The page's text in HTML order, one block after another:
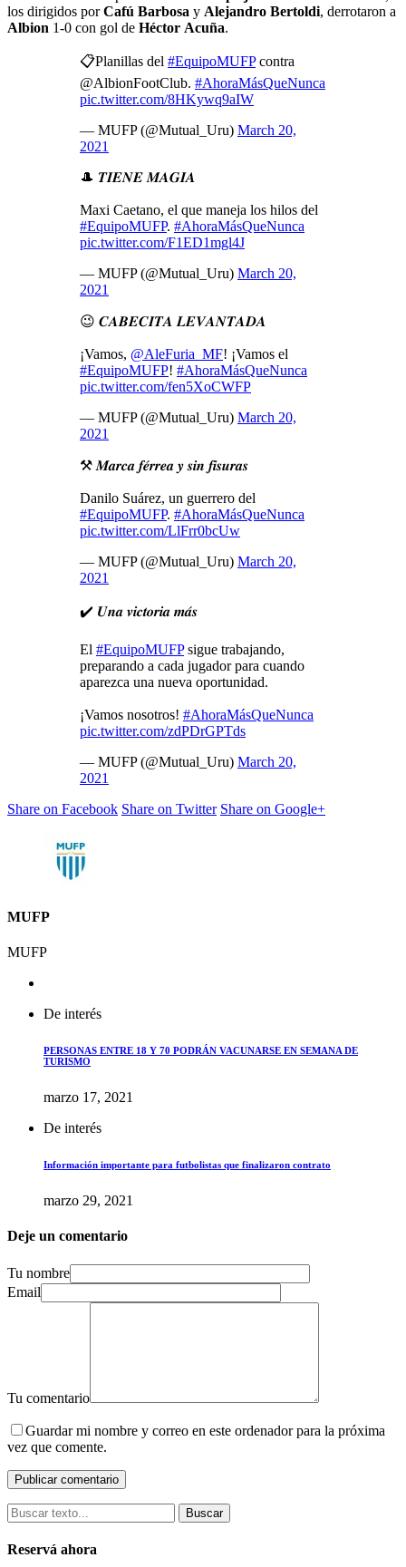
los dirigidos porCafú Barbosa y Alejandro Bertoldi, derrotaron a
Albion 1-0 con gol de Héctor Acuña.
📋Planillas del #EquipoMUFPcontra
@AlbionFootClub. #AhoraMásQueNunca
pic.twitter.com/8HKywq9aIW
— MUFP (@Mutual_Uru) March 20,
2021
🎩 𝑻𝑰𝑬𝑵𝑬 𝑴𝑨𝑮𝑰𝑨
Maxi Caetano, el que maneja los hilos del
#EquipoMUFP. #AhoraMásQueNunca
pic.twitter.com/F1ED1mgl4J
— MUFP (@Mutual_Uru) March 20,
2021
😉 𝑪𝑨𝑩𝑬𝑪𝑰𝑻𝑨 𝑳𝑬𝑽𝑨𝑵𝑻𝑨𝑫𝑨
¡Vamos, @AleFuria_MF! ¡Vamos el
#EquipoMUFP! #AhoraMásQueNunca
pic.twitter.com/fen5XoCWFP
— MUFP (@Mutual_Uru) March 20,
2021
⚒ 𝑴𝒂𝒓𝒄𝒂 𝒇𝒆́𝒓𝒓𝒆𝒂 𝒚 𝒔𝒊𝒏 𝒇𝒊𝒔𝒖𝒓𝒂𝒔
Danilo Suárez, un guerrero del
#EquipoMUFP. #AhoraMásQueNunca
pic.twitter.com/LlFrr0bcUw
— MUFP (@Mutual_Uru) March 20,
2021
✔️ 𝑼𝒏𝒂 𝒗𝒊𝒄𝒕𝒐𝒓𝒊𝒂 𝒎𝒂́𝒔
El #EquipoMUFPsigue trabajando,
preparando a cada jugador para cuando
aparezca una nueva oportunidad.
¡Vamos nosotros! #AhoraMásQueNunca
pic.twitter.com/zdPDrGPTds
— MUFP (@Mutual_Uru) March 20,
2021
Share on Facebook Share on Twitter Share on Google+
MUFP
MUFP
De interés
PERSONAS ENTRE 18 Y 70 PODRÁN VACUNARSE EN SEMANA DE
TURISMO
marzo 17, 2021
De interés
Información importante para futbolistas que finalizaron contrato
marzo 29, 2021
Deje un comentario
Tu nombre
Email
Tu comentario
Guardar mi nombre y correo en este ordenador para la próxima
vez que comente.
Buscar
Reservá ahora